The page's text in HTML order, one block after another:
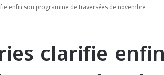
enfin son programme de traversées de novembre
clarifie enfin